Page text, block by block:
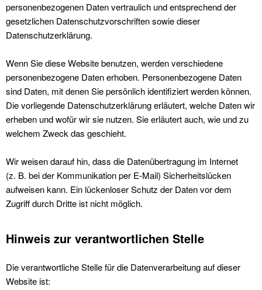
personenbezogenen Daten vertraulich und entsprechend der
gesetzlichen Datenschutzvorschriften sowie dieser
Datenschutzerklärung.
Wenn Sie diese Website benutzen, werden verschiedene
personenbezogene Daten erhoben. Personenbezogene Daten
sind Daten, mit denen Sie persönlich identifiziert werden können.
Die vorliegende Datenschutzerklärung erläutert, welche Daten wir
erheben und wofür wir sie nutzen. Sie erläutert auch, wie und zu
welchem Zweck das geschieht.
Wir weisen darauf hin, dass die Datenübertragung im Internet
(z. B. bei der Kommunikation per E-Mail) Sicherheitslücken
aufweisen kann. Ein lückenloser Schutz der Daten vor dem
Zugriff durch Dritte ist nicht möglich.
Hinweis zur verantwortlichen Stelle
Die verantwortliche Stelle für die Datenverarbeitung auf dieser
Website ist: